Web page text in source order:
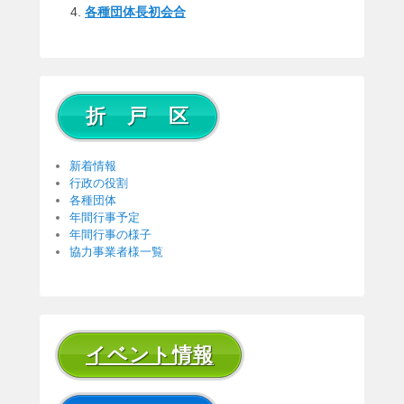
各種団体長初会合
折 戸 区
新着情報
行政の役割
各種団体
年間行事予定
年間行事の様子
協力事業者様一覧
イベント情報